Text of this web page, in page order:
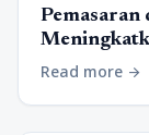
Read more arrow_forward